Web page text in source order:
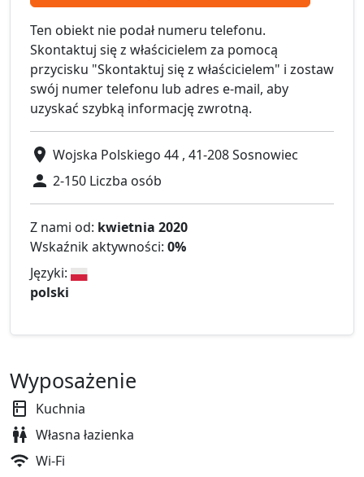
Ten obiekt nie podał numeru telefonu.
Skontaktuj się z właścicielem za pomocą
przycisku "Skontaktuj się z właścicielem" i zostaw
swój numer telefonu lub adres e-mail, aby
uzyskać szybką informację zwrotną.
Wojska Polskiego 44 , 41-208 Sosnowiec
2-150 Liczba osób
Z nami od: kwietnia 2020
Wskaźnik aktywności: 0%
Języki:
polski
Wyposażenie
Kuchnia
Własna łazienka
Wi-Fi